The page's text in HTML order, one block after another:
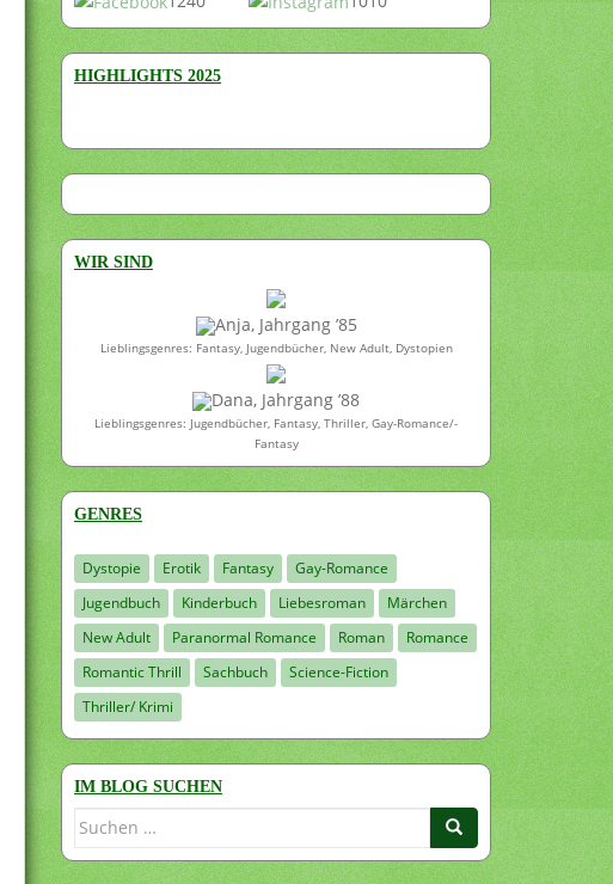
HIGHLIGHTS 2025
WIR SIND
Anja, Jahrgang ’85
Lieblingsgenres: Fantasy, Jugendbücher, New Adult, Dystopien
Dana, Jahrgang ’88
Lieblingsgenres: Jugendbücher, Fantasy, Thriller, Gay-Romance/-
Fantasy
GENRES
Dystopie Erotik Fantasy
Gay-Romance
Jugendbuch
Kinderbuch Liebesroman
Märchen
New Adult
Paranormal Romance Roman
Romance
Romantic Thrill
Sachbuch
Science-Fiction
Thriller/ Krimi
IM BLOG SUCHEN
Suchen